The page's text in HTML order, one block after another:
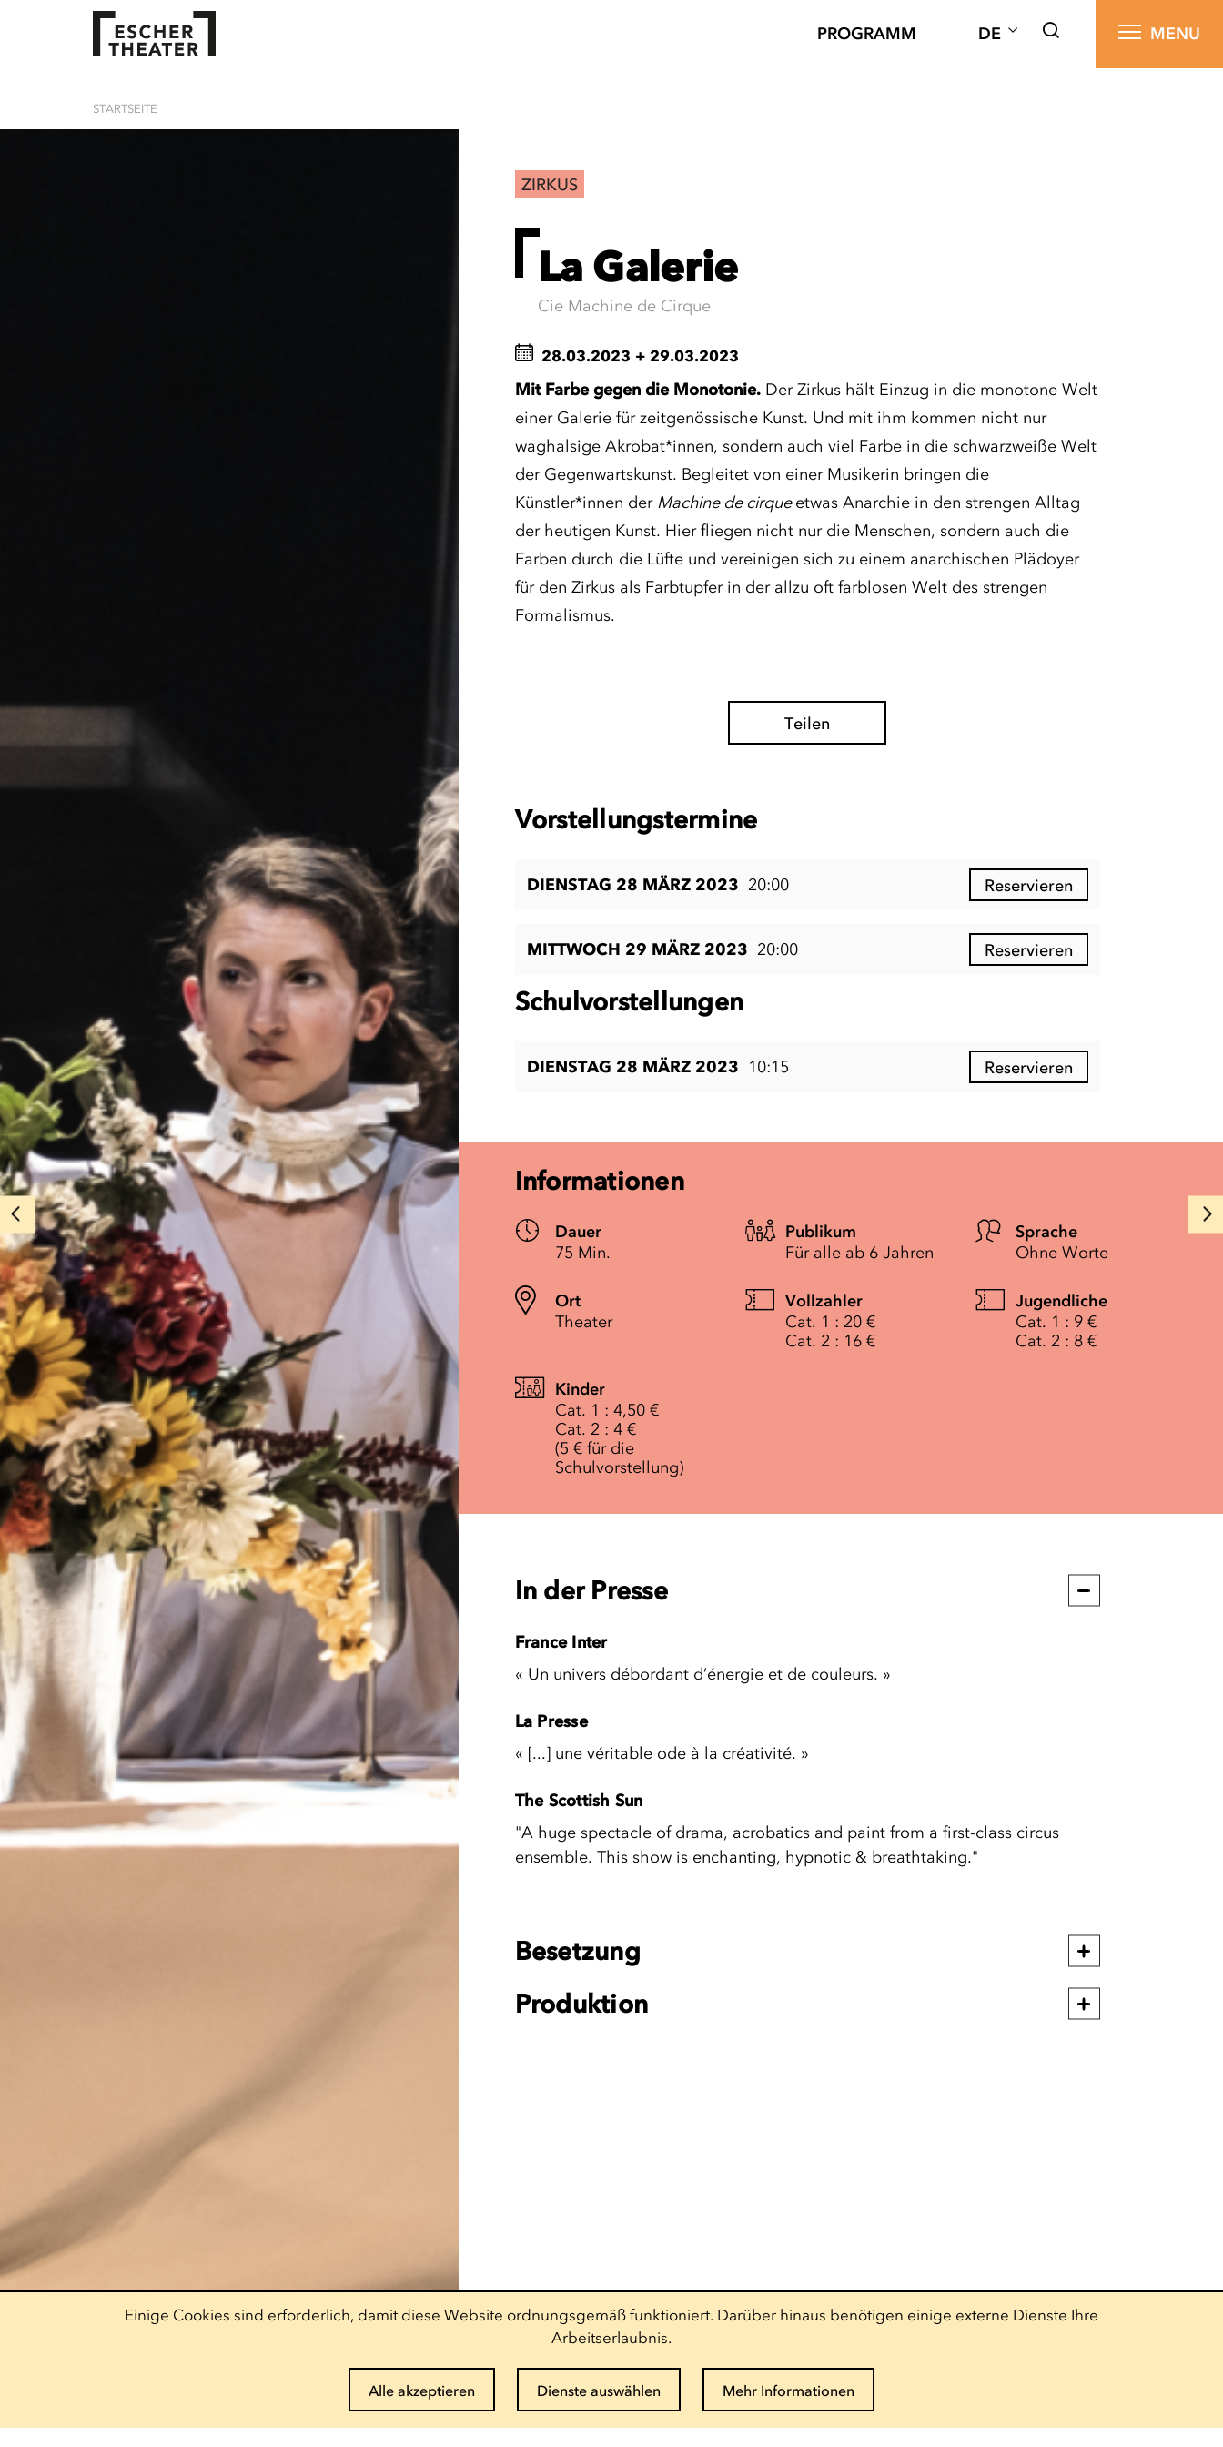
PROGRAMM DE MENU
STARTSEITE
ZIRKUS
La Galerie
Cie Machine de Cirque
28.03.2023 + 29.03.2023
Mit Farbe gegen die Monotonie. Der Zirkus hält Einzug in die monotone Welt
einer Galerie für zeitgenössische Kunst. Und mit ihm kommen nicht nur
waghalsige Akrobat*innen, sondern auch viel Farbe in die schwarzweiße Welt
der Gegenwartskunst. Begleitet von einer Musikerin bringen die
Künstler*innen der Machine de cirqueetwas Anarchie in den strengen Alltag
der heutigen Kunst. Hier fliegen nicht nur die Menschen, sondern auch die
Farben durch die Lüfte und vereinigen sich zu einem anarchischen Plädoyer
für den Zirkus als Farbtupfer in der allzu oft farblosen Welt des strengen
Formalismus.
Teilen
Vorstellungstermine
DIENSTAG 28 MÄRZ 2023 20:00 Reservieren
MITTWOCH 29 MÄRZ 2023 20:00 Reservieren
Schulvorstellungen
DIENSTAG 28 MÄRZ 2023 10:15 Reservieren
Informationen
Dauer
75 Min.
Publikum
Für alle ab 6 Jahren
Sprache
Ohne Worte
Ort
Theater
Vollzahler
Cat. 1 : 20 €
Cat. 2 : 16 €
Jugendliche
Cat. 1 : 9 €
Cat. 2 : 8 €
Kinder
Cat. 1 : 4,50 €
Cat. 2 : 4 €
(5 € für die
Schulvorstellung)
In der Presse
France Inter
« Un univers débordant d’énergie et de couleurs. »
La Presse
« [...] une véritable ode à la créativité. »
The Scottish Sun
"A huge spectacle of drama, acrobatics and paint from a first-class circus
ensemble. This show is enchanting, hypnotic & breathtaking."
Besetzung
Produktion
Einige Cookies sind erforderlich, damit diese Website ordnungsgemäß funktioniert. Darüber hinaus benötigen einige externe Dienste Ihre
Arbeitserlaubnis.
Alle akzeptieren Dienste auswählen Mehr Informationen